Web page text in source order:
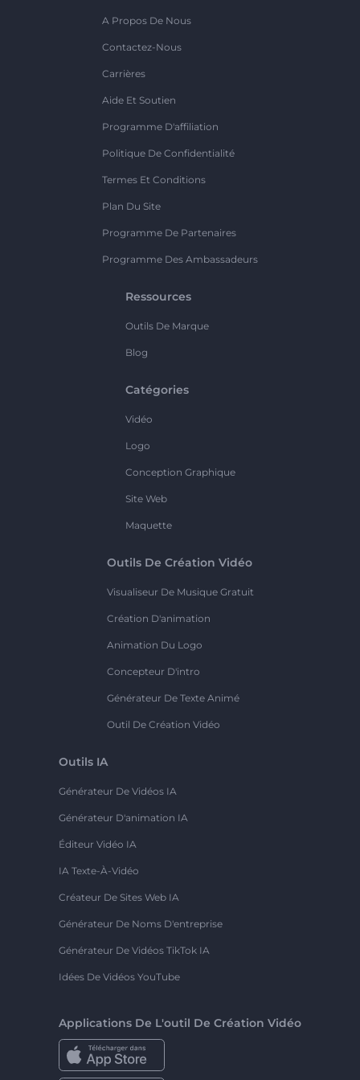
A Propos De Nous
Contactez-Nous
Carrières
Aide Et Soutien
Programme D'affiliation
Politique De Confidentialité
Termes Et Conditions
Plan Du Site
Programme De Partenaires
Programme Des Ambassadeurs
Ressources
Outils De Marque
Blog
Catégories
Vidéo
Logo
Conception Graphique
Site Web
Maquette
Outils De Création Vidéo
Visualiseur De Musique Gratuit
Création D'animation
Animation Du Logo
Concepteur D'intro
Générateur De Texte Animé
Outil De Création Vidéo
Outils IA
Générateur De Vidéos IA
Générateur D'animation IA
Éditeur Vidéo IA
IA Texte-À-Vidéo
Créateur De Sites Web IA
Générateur De Noms D'entreprise
Générateur De Vidéos TikTok IA
Idées De Vidéos YouTube
Applications De L'outil De Création Vidéo